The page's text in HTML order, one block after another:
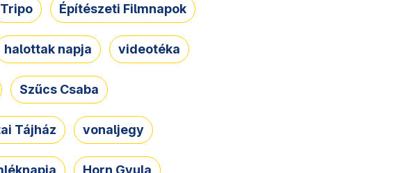
Tripo Építészeti Filmnapok
halottak napja videotéka
Szűcs Csaba
Tájház vonaljegy
Horn Gyula